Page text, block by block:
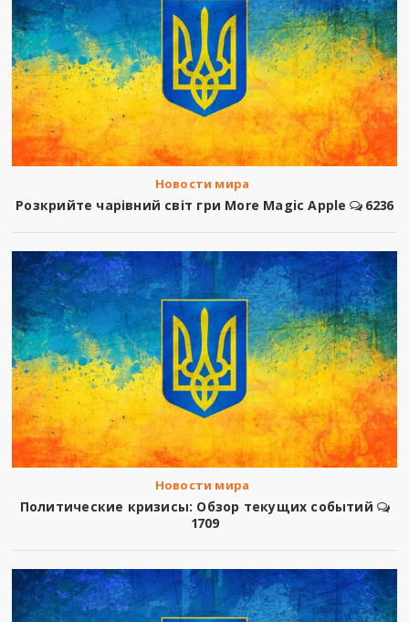
Новости мира
Розкрийте чарівний світ гри More Magic Apple 6236
Новости мира
Политические кризисы: Обзор текущих событий
1709